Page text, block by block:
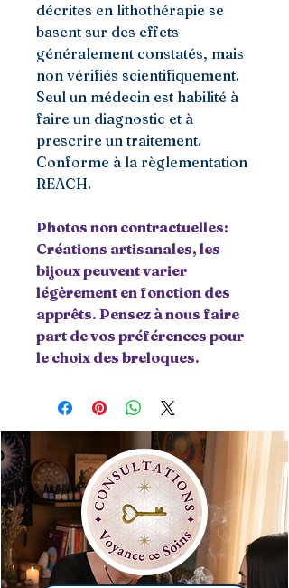
décrites en lithothérapie se
basent sur des effets
généralement constatés, mais
non vérifiés scientifiquement.
Seul un médecin est habilité à
faire un diagnostic et à
prescrire un traitement.
Conforme à la règlementation
REACH.
Photos non contractuelles:
Créations artisanales, les
bijoux peuvent varier
légèrement en fonction des
apprêts. Pensez à nous faire
part de vos préférences pour
le choix des breloques.